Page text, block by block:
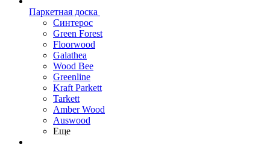
Паркетная доска
Синтерос
Green Forest
Floorwood
Galathea
Wood Bee
Greenline
Kraft Parkett
Tarkett
Amber Wood
Auswood
Еще